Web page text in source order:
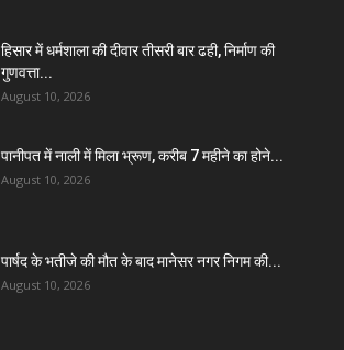
हिसार में धर्मशाला की दीवार तीसरी बार ढही, निर्माण की
गुणवत्ता...
August 10, 2026
पानीपत में नाली में मिला भ्रूण, करीब 7 महीने का होने...
August 10, 2026
पार्षद के भतीजे की मौत के बाद मानेसर नगर निगम की...
August 10, 2026